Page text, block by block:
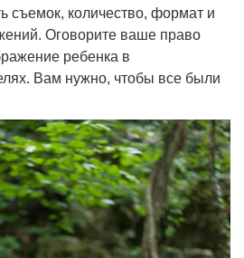
съемок, количество, формат и
Оговорите ваше право
ребенка в
Вам нужно, чтобы все были